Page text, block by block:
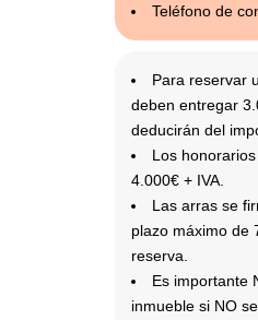
Teléfono de
Para reservar
deben entregar
deducirán del
Los
4.000€ + IVA.
Las arras se
plazo máximo de
reserva.
Es importante
inmueble si NO